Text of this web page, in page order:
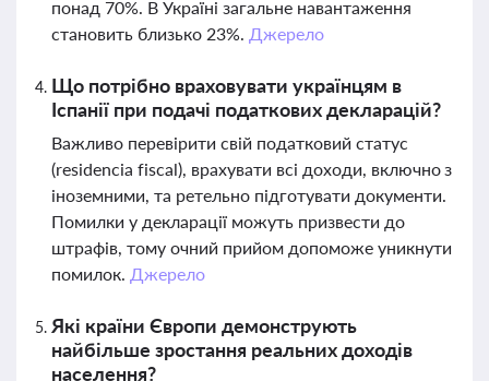
понад 70%. В Україні загальне навантаження
становить близько 23%. Джерело
Що потрібно враховувати українцям в
Іспанії при подачі податкових декларацій?
Важливо перевірити свій податковий статус
(residencia fiscal), врахувати всі доходи, включно з
іноземними, та ретельно підготувати документи.
Помилки у декларації можуть призвести до
штрафів, тому очний прийом допоможе уникнути
помилок. Джерело
Які країни Європи демонструють
найбільше зростання реальних доходів
населення?